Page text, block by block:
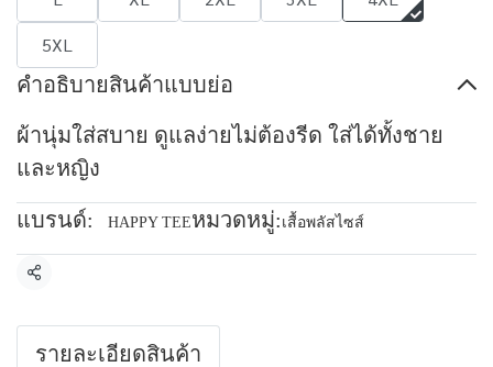
5XL
คำอธิบายสินค้าแบบย่อ
ผ้านุ่มใส่สบาย ดูแลง่ายไม่ต้องรีด ใส่ได้ทั้งชาย
และหญิง
แบรนด์: HAPPY TEEหมวดหมู่: เสื้อพลัสไซส์
แชร์
รายละเอียดสินค้า